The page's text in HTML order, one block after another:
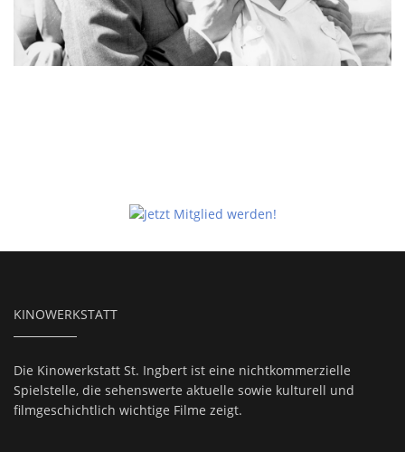
KINOWERKSTATT
Die Kinowerkstatt St. Ingbert ist eine nichtkommerzielle
Spielstelle, die sehenswerte aktuelle sowie kulturell und
filmgeschichtlich wichtige Filme zeigt.